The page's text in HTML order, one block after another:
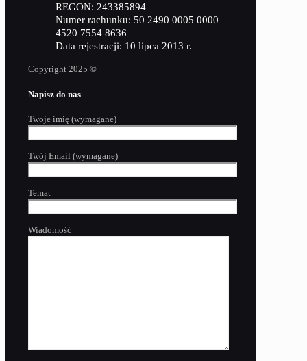
REGON: 243385894
Numer rachunku: 50 2490 0005 0000
4520 7554 8636
Data rejestracji: 10 lipca 2013 r.
Copyright 2025 ©
Napisz do nas
Twoje imię (wymagane)
Twój Email (wymagane)
Temat
Wiadomość